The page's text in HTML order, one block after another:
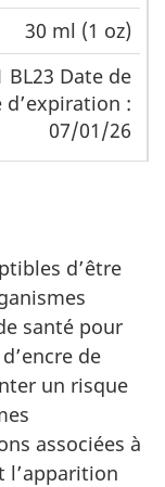
30 ml (1 oz)
BL23 Date de
:
07/01/26
d’être
santé pour
de
un risque
associées à
l’apparition